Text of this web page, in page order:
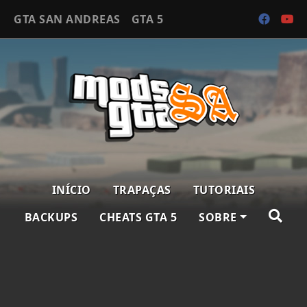
GTA SAN ANDREAS GTA 5
INÍCIO TRAPAÇAS
TUTORIAIS
BACKUPS
CHEATS GTA 5 SOBRE